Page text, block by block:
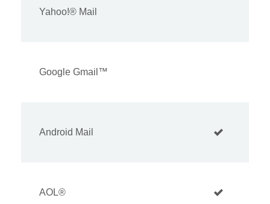
Yahoo!® Mail
Google Gmail™
Android Mail
AOL®